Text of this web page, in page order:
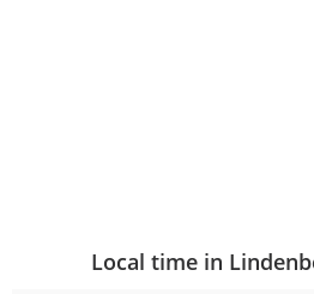
Local time in